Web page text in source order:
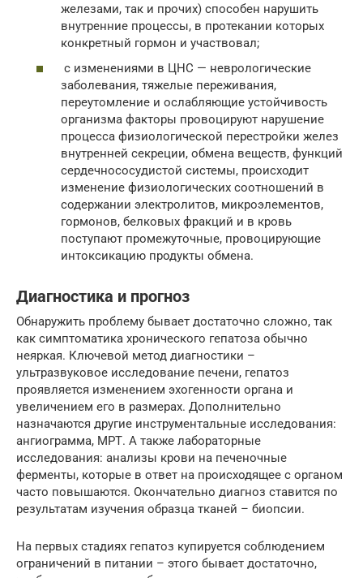
железами, так и прочих) способен нарушить
внутренние процессы, в протекании которых
конкретный гормон и участвовал;
с изменениями в ЦНС — неврологические
заболевания, тяжелые переживания,
переутомление и ослабляющие устойчивость
организма факторы провоцируют нарушение
процесса физиологической перестройки желез
внутренней секреции, обмена веществ, функций
сердечнососудистой системы, происходит
изменение физиологических соотношений в
содержании электролитов, микроэлементов,
гормонов, белковых фракций и в кровь
поступают промежуточные, провоцирующие
интоксикацию продукты обмена.
Диагностика и прогноз
Обнаружить проблему бывает достаточно сложно, так
как симптоматика хронического гепатоза обычно
неяркая. Ключевой метод диагностики –
ультразвуковое исследование печени, гепатоз
проявляется изменением эхогенности органа и
увеличением его в размерах. Дополнительно
назначаются другие инструментальные исследования:
ангиограмма, МРТ. А также лабораторные
исследования: анализы крови на печеночные
ферменты, которые в ответ на происходящее с органом
часто повышаются. Окончательно диагноз ставится по
результатам изучения образца тканей – биопсии.
На первых стадиях гепатоз купируется соблюдением
ограничений в питании – этого бывает достаточно,